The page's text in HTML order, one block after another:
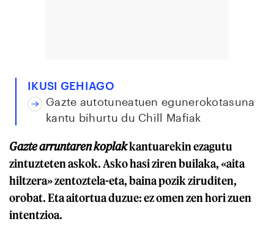
IKUSI GEHIAGO
Gazte autotuneatuen egunerokotasuna
kantu bihurtu du Chill Mafiak
Gazte arruntaren koplakkantuarekin ezagutu
zintuzteten askok. Asko hasi ziren builaka, «aita
hiltzera» zentoztela-eta, baina pozik ziruditen,
orobat. Eta aitortua duzue: ez omen zen hori zuen
intentzioa.